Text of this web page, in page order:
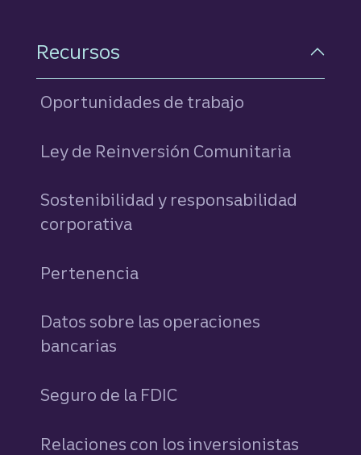
Recursos
Oportunidades de trabajo
Ley de Reinversión Comunitaria
Sostenibilidad y responsabilidad
corporativa
Pertenencia
Datos sobre las operaciones
bancarias
Seguro de la FDIC
Relaciones con los inversionistas